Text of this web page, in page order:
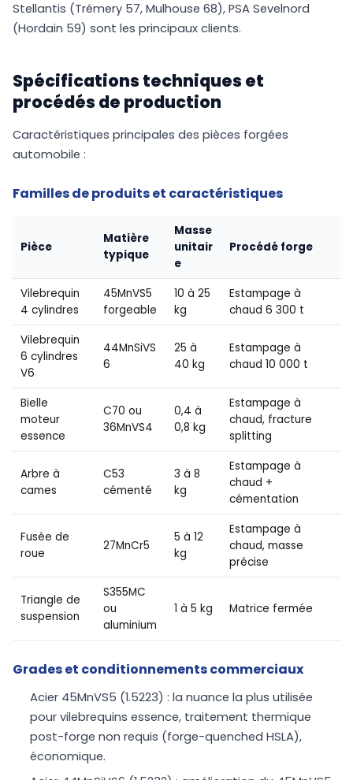
Stellantis (Trémery 57, Mulhouse 68), PSA Sevelnord
(Hordain 59) sont les principaux clients.
Spécifications techniques et
procédés de production
Caractéristiques principales des pièces forgées
automobile :
Familles de produits et caractéristiques
Pièce
Matière
typique
Masse
unitair
e
Procédé forge
Vilebrequin
4 cylindres
45MnVS5
forgeable
10 à 25
kg
Estampage à
chaud 6 300 t
Vilebrequin
6 cylindres
V6
44MnSiVS
6
25 à
40 kg
Estampage à
chaud 10 000 t
Bielle
moteur
essence
C70 ou
36MnVS4
0,4 à
0,8 kg
Estampage à
chaud, fracture
splitting
Arbre à
cames
C53
cémenté
3 à 8
kg
Estampage à
chaud +
cémentation
Fusée de
roue
27MnCr5
5 à 12
kg
Estampage à
chaud, masse
précise
Triangle de
suspension
S355MC
ou
aluminium
1 à 5 kg Matrice fermée
Grades et conditionnements commerciaux
Acier 45MnVS5 (1.5223) : la nuance la plus utilisée
pour vilebrequins essence, traitement thermique
post-forge non requis (forge-quenched HSLA),
économique.